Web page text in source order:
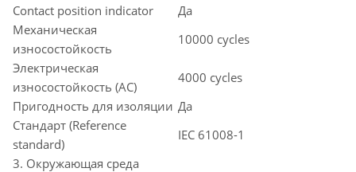
Contact position indicator
Да
Механическая
износостойкость
10000 cycles
Электрическая
износостойкость (AC)
4000 cycles
Пригодность для изоляции Да
Стандарт (Reference
standard)
IEC 61008-1
3. Окружающая среда